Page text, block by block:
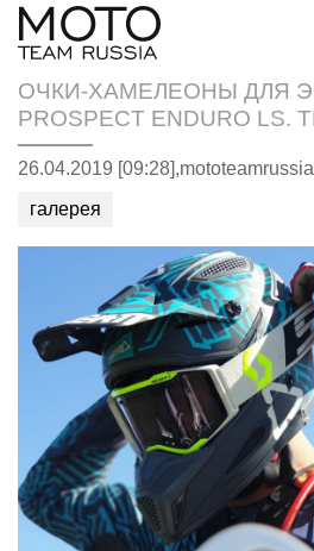
ОЧКИ-ХАМЕЛЕОНЫ ДЛЯ
PROSPECT ENDURO
26.04.2019 [09:28],mototeamrussia
галерея